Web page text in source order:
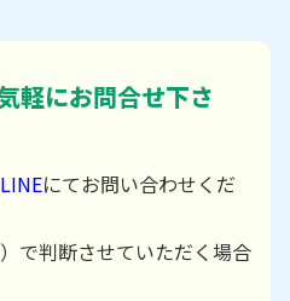
軽にお問合せ下さ
LINEにてお問い合わせくだ
で判断させていただく場合